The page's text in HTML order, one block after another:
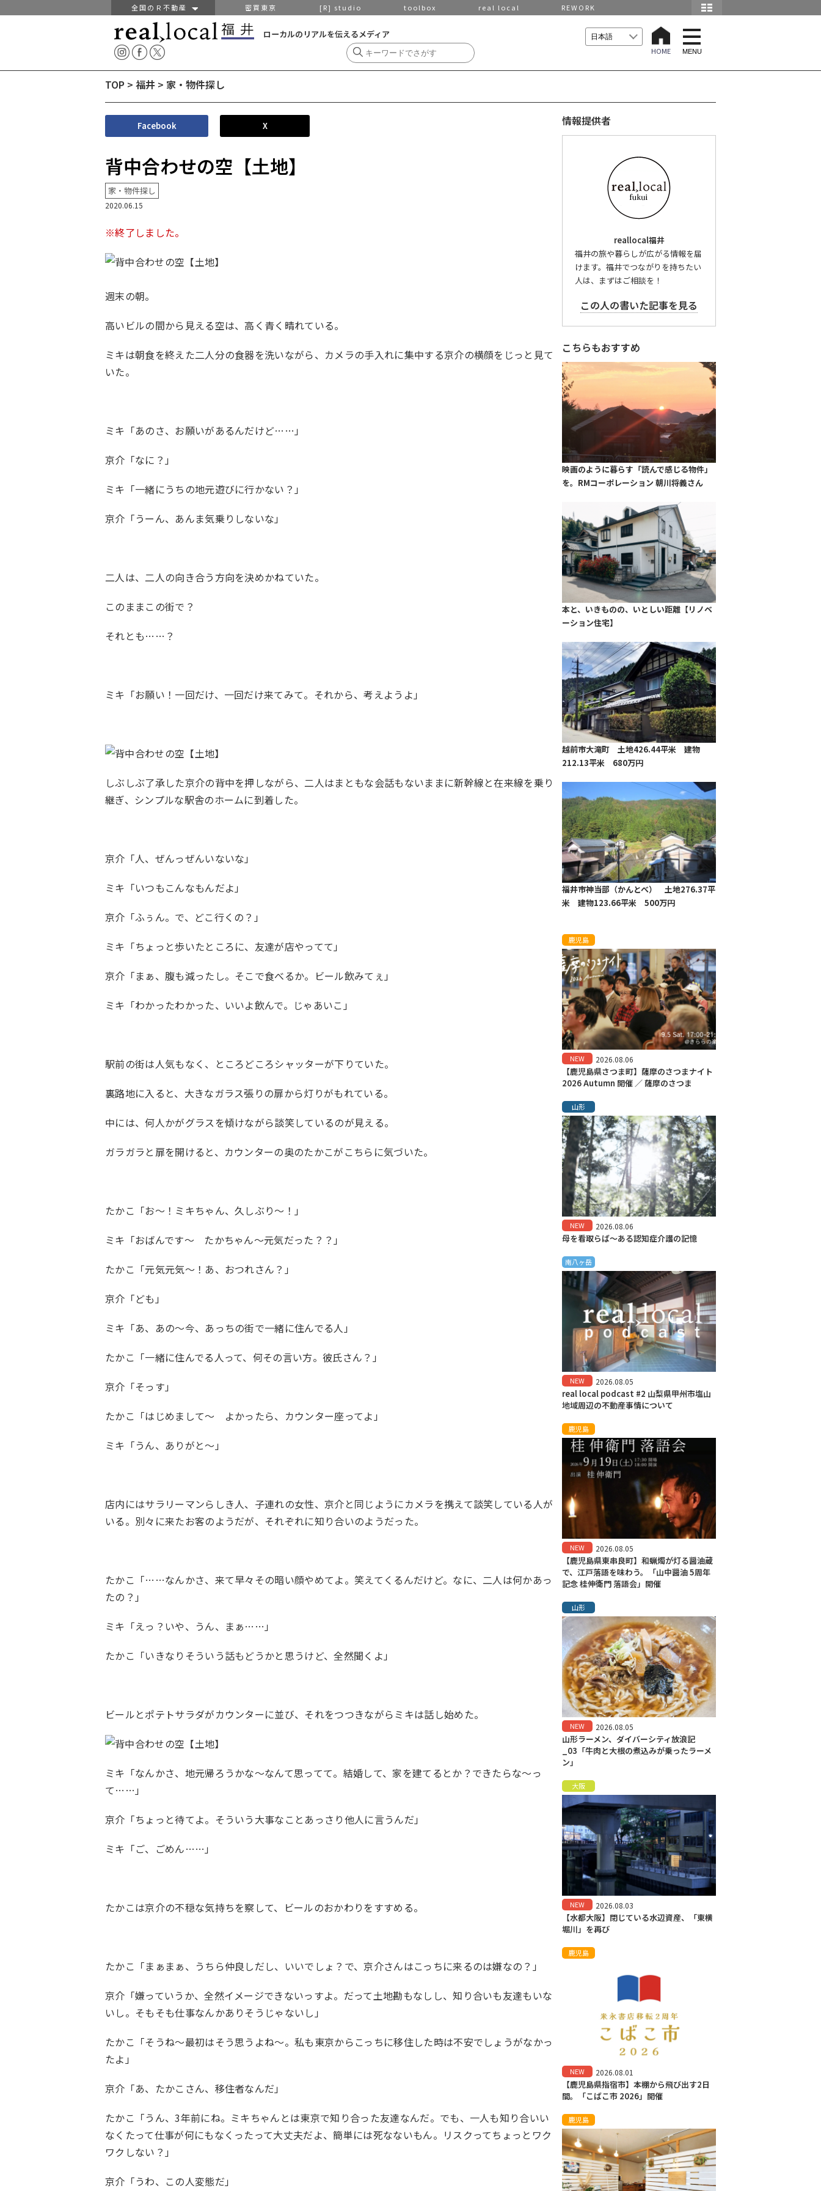
全国のＲ不動産 密買東京 [R] studio toolbox real local REWORK
ローカルのリアルを伝えるメディア
HOME
t
o
g
l
a
MENU
TOP > 福井 > 家・物件探し
Facebook X
背中合わせの空【土地】
家・物件探し
2020.06.15
※終了しました。
週末の朝。
高いビルの間から見える空は、高く青く晴れている。
ミキは朝食を終えた二人分の食器を洗いながら、カメラの手入れに集中する京介の横顔をじっと見て
いた。
ミキ「あのさ、お願いがあるんだけど……」
京介「なに？」
ミキ「一緒にうちの地元遊びに行かない？」
京介「うーん、あんま気乗りしないな」
二人は、二人の向き合う方向を決めかねていた。
このままこの街で？
それとも……？
ミキ「お願い！一回だけ、一回だけ来てみて。それから、考えようよ」
しぶしぶ了承した京介の背中を押しながら、二人はまともな会話もないままに新幹線と在来線を乗り
継ぎ、シンプルな駅舎のホームに到着した。
京介「人、ぜんっぜんいないな」
ミキ「いつもこんなもんだよ」
京介「ふぅん。で、どこ行くの？」
ミキ「ちょっと歩いたところに、友達が店やってて」
京介「まぁ、腹も減ったし。そこで食べるか。ビール飲みてぇ」
ミキ「わかったわかった、いいよ飲んで。じゃあいこ」
駅前の街は人気もなく、ところどころシャッターが下りていた。
裏路地に入ると、大きなガラス張りの扉から灯りがもれている。
中には、何人かがグラスを傾けながら談笑しているのが見える。
ガラガラと扉を開けると、カウンターの奥のたかこがこちらに気づいた。
たかこ「お〜！ミキちゃん、久しぶり〜！」
ミキ「おばんです〜 たかちゃん〜元気だった？？」
たかこ「元気元気〜！あ、おつれさん？」
京介「ども」
ミキ「あ、あの〜今、あっちの街で一緒に住んでる人」
たかこ「一緒に住んでる人って、何その言い方。彼氏さん？」
京介「そっす」
たかこ「はじめまして〜 よかったら、カウンター座ってよ」
ミキ「うん、ありがと〜」
店内にはサラリーマンらしき人、子連れの女性、京介と同じようにカメラを携えて談笑している人が
いる。別々に来たお客のようだが、それぞれに知り合いのようだった。
たかこ「……なんかさ、来て早々その暗い顔やめてよ。笑えてくるんだけど。なに、二人は何かあっ
たの？」
ミキ「えっ？いや、うん、まぁ……」
たかこ「いきなりそういう話もどうかと思うけど、全然聞くよ」
ビールとポテトサラダがカウンターに並び、それをつつきながらミキは話し始めた。
ミキ「なんかさ、地元帰ろうかな〜なんて思ってて。結婚して、家を建てるとか？できたらな〜っ
て……」
京介「ちょっと待てよ。そういう大事なことあっさり他人に言うんだ」
ミキ「ご、ごめん……」
たかこは京介の不穏な気持ちを察して、ビールのおかわりをすすめる。
たかこ「まぁまぁ、うちら仲良しだし、いいでしょ？で、京介さんはこっちに来るのは嫌なの？」
京介「嫌っていうか、全然イメージできないっすよ。だって土地勘もなしし、知り合いも友達もいな
いし。そもそも仕事なんかありそうじゃないし」
たかこ「そうね〜最初はそう思うよね〜。私も東京からこっちに移住した時は不安でしょうがなかっ
たよ」
京介「あ、たかこさん、移住者なんだ」
たかこ「うん、3年前にね。ミキちゃんとは東京で知り合った友達なんだ。でも、一人も知り合いい
なくたって仕事が何にもなくったって大丈夫だよ、簡単には死なないもん。リスクってちょっとワク
ワクしない？」
京介「うわ、この人変態だ」
情報提供者
reallocal福井
福井の旅や暮らしが広がる情報を届
けます。福井でつながりを持ちたい
人は、まずはご相談を！
この人の書いた記事を見る
こちらもおすすめ
映画のように暮らす「読んで感じる物件」
を。RMコーポレーション 朝川将義さん
本と、いきものの、いとしい距離【リノベ
ーション住宅】
越前市大滝町 土地426.44平米 建物
212.13平米 680万円
福井市神当部（かんとべ） 土地276.37平
米 建物123.66平米 500万円
鹿児島
NEW 2026.08.06
【鹿児島県さつま町】薩摩のさつまナイト
2026 Autumn 開催 ／ 薩摩のさつま
山形
NEW 2026.08.06
母を看取らば～ある認知症介護の記憶
南八ヶ岳
NEW 2026.08.05
real local podcast #2 山梨県甲州市塩山
地域周辺の不動産事情について
鹿児島
NEW 2026.08.05
【鹿児島県東串良町】和蝋燭が灯る醤油蔵
で、江戸落語を味わう。「山中醤油 5周年
記念 桂伸衛門 落語会」開催
山形
NEW 2026.08.05
山形ラーメン、ダイバーシティ放浪記
_03「牛肉と大根の煮込みが乗ったラーメ
ン」
大阪
NEW 2026.08.03
【水都大阪】閉じている水辺資産、「東横
堀川」を再び
鹿児島
NEW 2026.08.01
【鹿児島県指宿市】本棚から飛び出す2日
間。「こばこ市 2026」開催
鹿児島